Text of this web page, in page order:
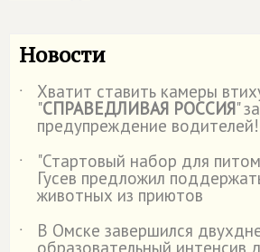
Новости
˙ Хватит ставить камеры
"СПРАВЕДЛИВАЯ РОССИЯ"
предупреждение водителей!
˙
"Стартовый набор для
Гусев предложил
животных из приютов
˙
В Омске завершился
образовательный интенсив